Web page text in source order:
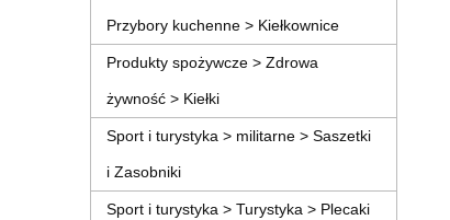
Przybory kuchenne > Kiełkownice
Produkty spożywcze > Zdrowa
żywność > Kiełki
Sport i turystyka > militarne > Saszetki
i Zasobniki
Sport i turystyka > Turystyka > Plecaki